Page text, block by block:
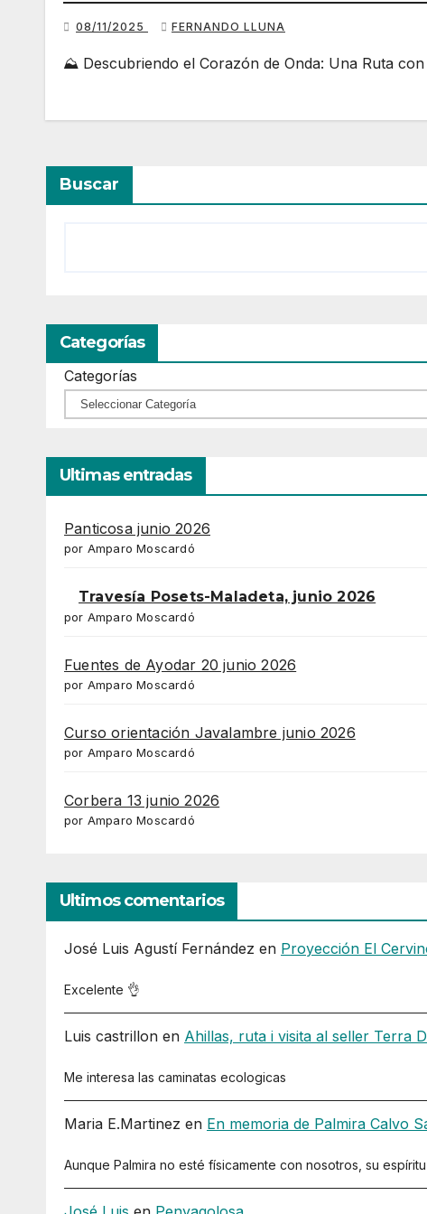
08/11/2025 FERNANDO LLUNA
⛰️ Descubriendo el Corazón de Onda: Una Ruta
Buscar
Categorías
Categorías
Ultimas entradas
Panticosa junio 2026
por Amparo Moscardó
Travesía Posets-Maladeta, junio 2026
por Amparo Moscardó
Fuentes de Ayodar 20 junio 2026
por Amparo Moscardó
Curso orientación Javalambre junio 2026
por Amparo Moscardó
Corbera 13 junio 2026
por Amparo Moscardó
Ultimos comentarios
José Luis Agustí Fernández en Proyección El
Excelente 👌
Luis castrillon en Ahillas, ruta i visita al seller Terra
Me interesa las caminatas ecologicas
Maria E.Martinez en En memoria de Palmira Calvo
Aunque Palmira no esté físicamente con nosotros, su